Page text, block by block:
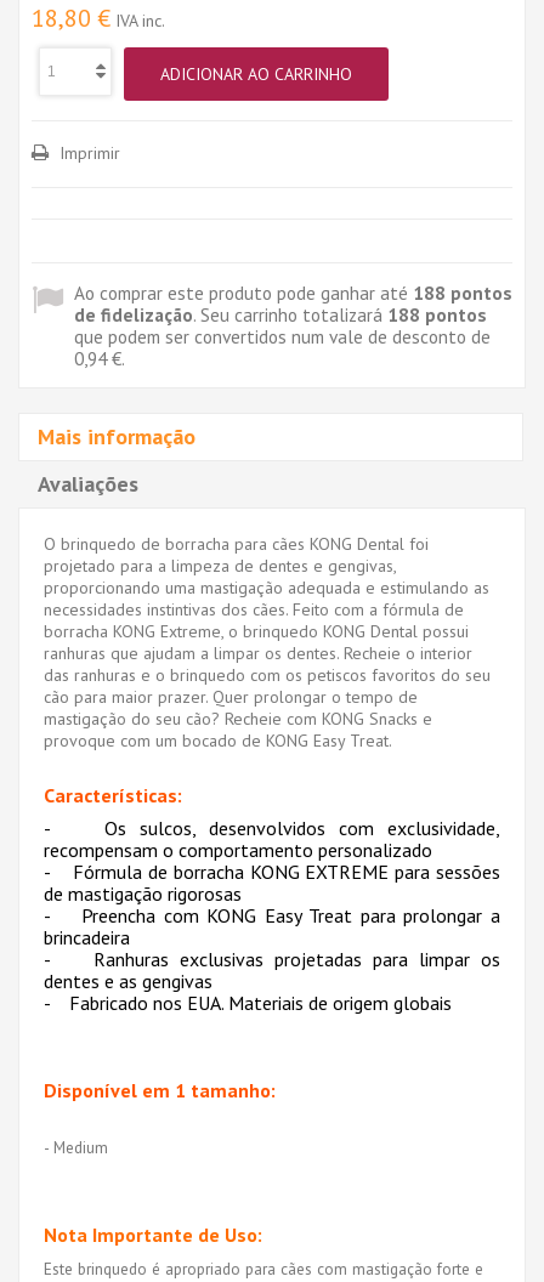
18,80 € IVA inc.
ADICIONAR AO CARRINHO
Imprimir
Ao comprar este produto pode ganhar até 188 pontos
de fidelização. Seu carrinho totalizará 188 pontos
que podem ser convertidos num vale de desconto de
0,94 €.
Mais informação
Avaliações
O brinquedo de borracha para cães KONG Dental foi
projetado para a limpeza de dentes e gengivas,
proporcionando uma mastigação adequada e estimulando as
necessidades instintivas dos cães. Feito com a fórmula de
borracha KONG Extreme, o brinquedo KONG Dental possui
ranhuras que ajudam a limpar os dentes. Recheie o interior
das ranhuras e o brinquedo com os petiscos favoritos do seu
cão para maior prazer. Quer prolongar o tempo de
mastigação do seu cão? Recheie com KONG Snacks e
provoque com um bocado de KONG Easy Treat.
Características:
- Os sulcos, desenvolvidos com exclusividade,
recompensam o comportamento personalizado
- Fórmula de borracha KONG EXTREME para sessões
de mastigação rigorosas
- Preencha com KONG Easy Treat para prolongar a
brincadeira
- Ranhuras exclusivas projetadas para limpar os
dentes e as gengivas
- Fabricado nos EUA. Materiais de origem globais
Disponível em 1 tamanho:
- Medium
Nota Importante de Uso:
Este brinquedo é apropriado para cães com mastigação forte e